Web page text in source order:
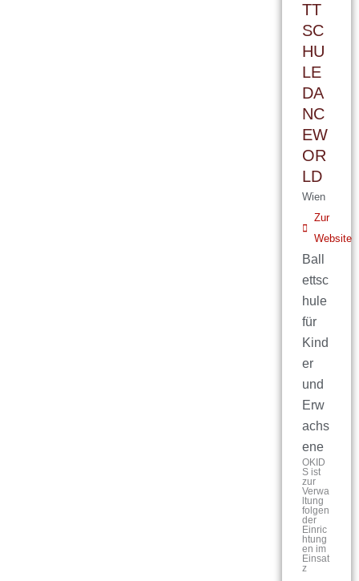
TT
SC
HU
LE
DA
NC
EW
OR
LD
Wien
Zur
Website
Ball
ettsc
hule
für
Kind
er
und
Erw
achs
ene
OKID
S ist
zur
Verwa
ltung
folgen
der
Einric
htung
en im
Einsat
z